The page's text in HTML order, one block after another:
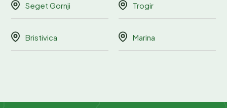
Seget Gornji Trogir
Bristivica Marina